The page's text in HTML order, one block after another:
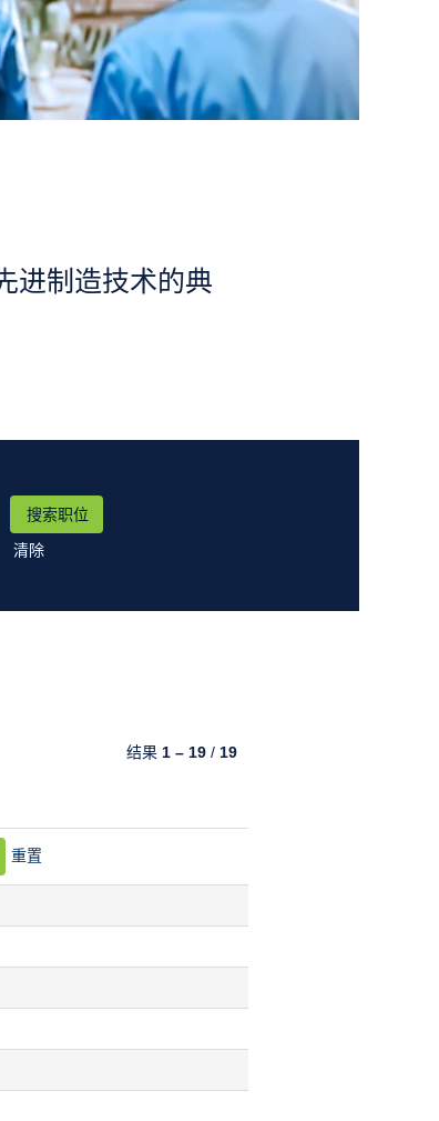
进制造技术的典
清除
结果 1 – 19 / 19
重置